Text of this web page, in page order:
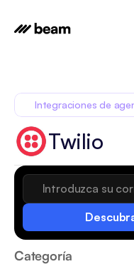
Categoría
Integraciones de
Twilio